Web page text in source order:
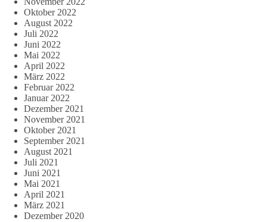
Oktober 2022
August 2022
Juli 2022
Juni 2022
Mai 2022
April 2022
März 2022
Februar 2022
Januar 2022
Dezember 2021
November 2021
Oktober 2021
September 2021
August 2021
Juli 2021
Juni 2021
Mai 2021
April 2021
März 2021
Dezember 2020